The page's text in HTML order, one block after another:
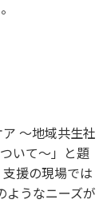
～地域共生社
いて～」と題
援の現場では
ようなニーズが